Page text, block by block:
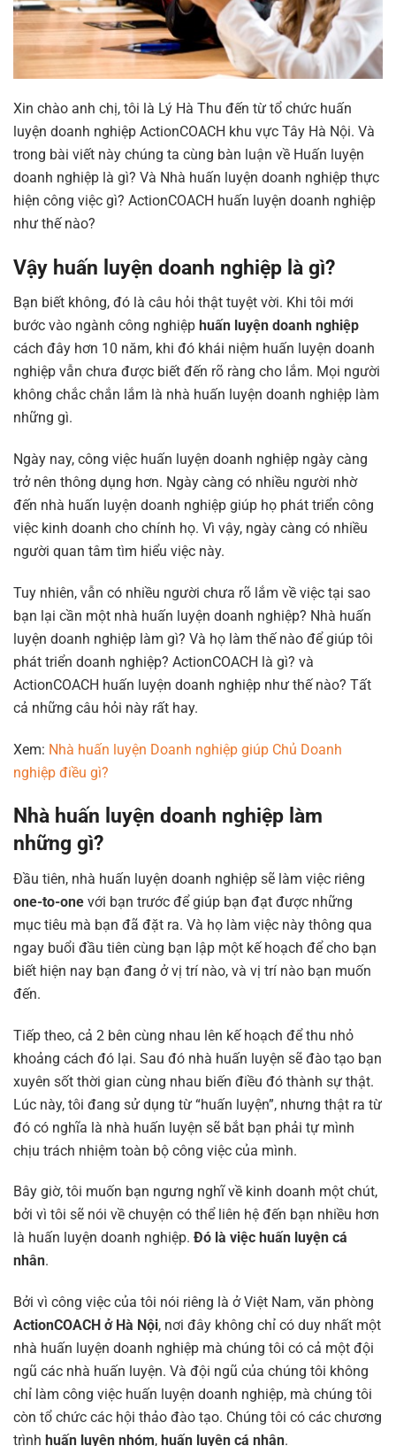
Xin chào anh chị, tôi là Lý Hà Thu đến từ tổ chức huấn
luyện doanh nghiệp ActionCOACH khu vực Tây Hà Nội. Và
trong bài viết này chúng ta cùng bàn luận về Huấn luyện
doanh nghiệp là gì? Và Nhà huấn luyện doanh nghiệp thực
hiện công việc gì? ActionCOACH huấn luyện doanh nghiệp
như thế nào?
Vậy huấn luyện doanh nghiệp là gì?
Bạn biết không, đó là câu hỏi thật tuyệt vời. Khi tôi mới
bước vào ngành công nghiệp huấn luyện doanh nghiệp
cách đây hơn 10 năm, khi đó khái niệm huấn luyện doanh
nghiệp vẫn chưa được biết đến rõ ràng cho lắm. Mọi người
không chắc chắn lắm là nhà huấn luyện doanh nghiệp làm
những gì.
Ngày nay, công việc huấn luyện doanh nghiệp ngày càng
trở nên thông dụng hơn. Ngày càng có nhiều người nhờ
đến nhà huấn luyện doanh nghiệp giúp họ phát triển công
việc kinh doanh cho chính họ. Vì vậy, ngày càng có nhiều
người quan tâm tìm hiểu việc này.
Tuy nhiên, vẫn có nhiều người chưa rõ lắm về việc tại sao
bạn lại cần một nhà huấn luyện doanh nghiệp? Nhà huấn
luyện doanh nghiệp làm gì? Và họ làm thế nào để giúp tôi
phát triển doanh nghiệp? ActionCOACH là gì? và
ActionCOACH huấn luyện doanh nghiệp như thế nào? Tất
cả những câu hỏi này rất hay.
Xem: Nhà huấn luyện Doanh nghiệp giúp Chủ Doanh
nghiệp điều gì?
Nhà huấn luyện doanh nghiệp làm
những gì?
Đầu tiên, nhà huấn luyện doanh nghiệp sẽ làm việc riêng
one-to-one với bạn trước để giúp bạn đạt được những
mục tiêu mà bạn đã đặt ra. Và họ làm việc này thông qua
ngay buổi đầu tiên cùng bạn lập một kế hoạch để cho bạn
biết hiện nay bạn đang ở vị trí nào, và vị trí nào bạn muốn
đến.
Tiếp theo, cả 2 bên cùng nhau lên kế hoạch để thu nhỏ
khoảng cách đó lại. Sau đó nhà huấn luyện sẽ đào tạo bạn
xuyên sốt thời gian cùng nhau biến điều đó thành sự thật.
Lúc này, tôi đang sử dụng từ “huấn luyện”, nhưng thật ra từ
đó có nghĩa là nhà huấn luyện sẽ bắt bạn phải tự mình
chịu trách nhiệm toàn bộ công việc của mình.
Bây giờ, tôi muốn bạn ngưng nghĩ về kinh doanh một chút,
bởi vì tôi sẽ nói về chuyện có thể liên hệ đến bạn nhiều hơn
là huấn luyện doanh nghiệp. Đó là việc huấn luyện cá
nhân.
Bởi vì công việc của tôi nói riêng là ở Việt Nam, văn phòng
ActionCOACH ở Hà Nội, nơi đây không chỉ có duy nhất một
nhà huấn luyện doanh nghiệp mà chúng tôi có cả một đội
ngũ các nhà huấn luyện. Và đội ngũ của chúng tôi không
chỉ làm công việc huấn luyện doanh nghiệp, mà chúng tôi
còn tổ chức các hội thảo đào tạo. Chúng tôi có các chương
trình huấn luyện nhóm, huấn luyện cá nhân.